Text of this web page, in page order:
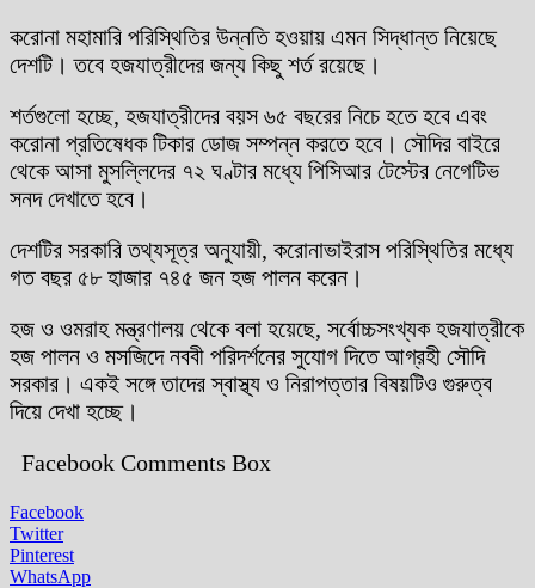
করোনা মহামারি পরিস্থিতির উন্নতি হওয়ায় এমন সিদ্ধান্ত নিয়েছে
দেশটি। তবে হজযাত্রীদের জন্য কিছু শর্ত রয়েছে।
শর্তগুলো হচ্ছে, হজযাত্রীদের বয়স ৬৫ বছরের নিচে হতে হবে এবং
করোনা প্রতিষেধক টিকার ডোজ সম্পন্ন করতে হবে। সৌদির বাইরে
থেকে আসা মুসল্লিদের ৭২ ঘণ্টার মধ্যে পিসিআর টেস্টের নেগেটিভ
সনদ দেখাতে হবে।
দেশটির সরকারি তথ্যসূত্র অনুযায়ী, করোনাভাইরাস পরিস্থিতির মধ্যে
গত বছর ৫৮ হাজার ৭৪৫ জন হজ পালন করেন।
হজ ও ওমরাহ মন্ত্রণালয় থেকে বলা হয়েছে, সর্বোচ্চসংখ্যক হজযাত্রীকে
হজ পালন ও মসজিদে নববী পরিদর্শনের সুযোগ দিতে আগ্রহী সৌদি
সরকার। একই সঙ্গে তাদের স্বাস্থ্য ও নিরাপত্তার বিষয়টিও গুরুত্ব
দিয়ে দেখা হচ্ছে।
Facebook Comments Box
Facebook
Twitter
Pinterest
WhatsApp